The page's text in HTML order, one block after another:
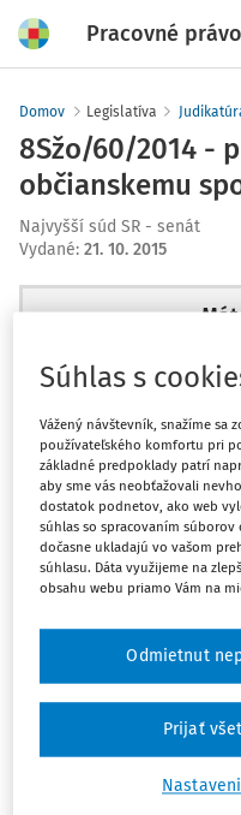
Pracovné právo
Domov Legislatíva
8Sžo/60/2014 -
občianskemu
Najvyšší súd SR - senát
Vydané: 21. 10. 2015
Tento
Odomknite
Vďaka
Kompletný
Všetky praktické
dokumenty,
Súhlas s
Vážený návštevník, snažíme sa
používateľského komfortu pri
základné predpoklady patrí
aby sme vás neobťažovali
dostatok podnetov, ako web
súhlas so spracovaním
dočasne ukladajú vo vašom
súhlasu. Dáta využijeme na
obsahu webu priamo Vám na
Odmietnut
Prijať